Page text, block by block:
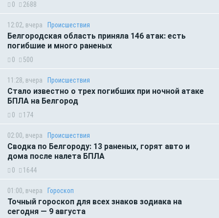
0 2688
12:02, вчера Происшествия
Белгородская область приняла 146 атак: есть
погибшие и много раненых
0 500
11:28, вчера Происшествия
Стало известно о трех погибших при ночной атаке
БПЛА на Белгород
0 174
02:00, вчера Происшествия
Сводка по Белгороду: 13 раненых, горят авто и
дома после налета БПЛА
0 1644
01:00, вчера Гороскоп
Точный гороскоп для всех знаков зодиака на
сегодня — 9 августа